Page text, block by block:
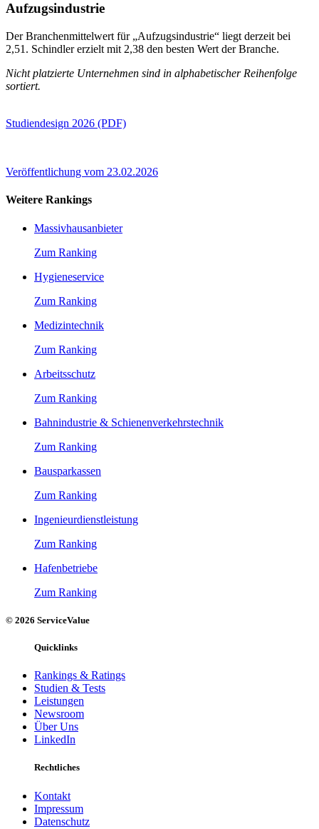
Aufzugsindustrie
Der Branchenmittelwert für „Aufzugsindustrie“ liegt derzeit bei
2,51. Schindler erzielt mit 2,38 den besten Wert der Branche.
Nicht platzierte Unternehmen sind in alphabetischer Reihenfolge
sortiert.
Studiendesign 2026 (PDF)
Veröffentlichung vom 23.02.2026
Weitere Rankings
Massivhausanbieter
Zum Ranking
Hygieneservice
Zum Ranking
Medizintechnik
Zum Ranking
Arbeitsschutz
Zum Ranking
Bahnindustrie & Schienenverkehrstechnik
Zum Ranking
Bausparkassen
Zum Ranking
Ingenieurdienstleistung
Zum Ranking
Hafenbetriebe
Zum Ranking
© 2026 ServiceValue
Quicklinks
Rankings & Ratings
Studien & Tests
Leistungen
Newsroom
Über Uns
LinkedIn
Rechtliches
Kontakt
Impressum
Datenschutz